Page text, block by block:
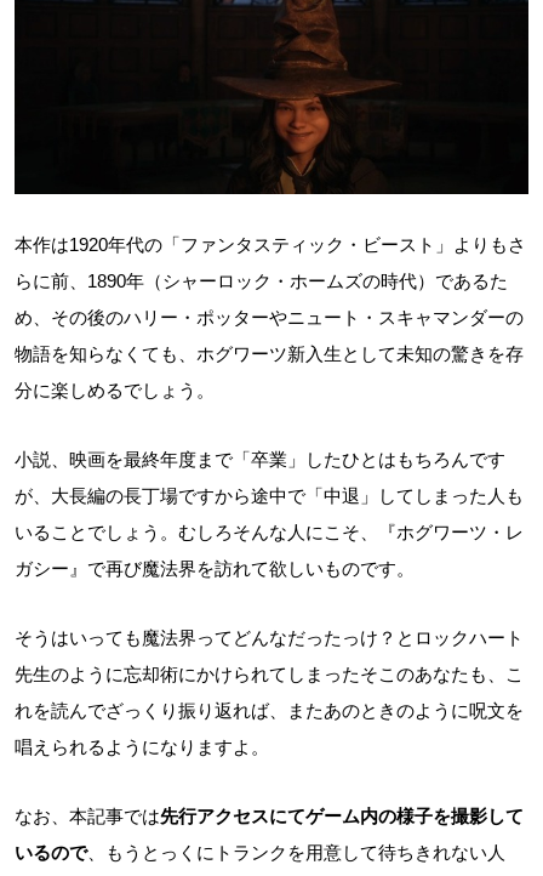
本作は1920年代の「ファンタスティック・ビースト」よりもさ
らに前、1890年（シャーロック・ホームズの時代）であるた
め、その後のハリー・ポッターやニュート・スキャマンダーの
物語を知らなくても、ホグワーツ新入生として未知の驚きを存
分に楽しめるでしょう。
小説、映画を最終年度まで「卒業」したひとはもちろんです
が、大長編の長丁場ですから途中で「中退」してしまった人も
いることでしょう。むしろそんな人にこそ、『ホグワーツ・レ
ガシー』で再び魔法界を訪れて欲しいものです。
そうはいっても魔法界ってどんなだったっけ？とロックハート
先生のように忘却術にかけられてしまったそこのあなたも、こ
れを読んでざっくり振り返れば、またあのときのように呪文を
唱えられるようになりますよ。
なお、本記事では先行アクセスにてゲーム内の様子を撮影して
いるので、もうとっくにトランクを用意して待ちきれない人